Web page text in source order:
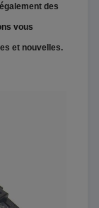
des
vous
et nouvelles.